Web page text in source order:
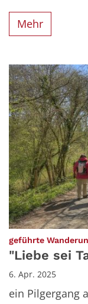
Mehr
geführte
"Liebe sei
6. Apr. 2025
ein Pilgergang